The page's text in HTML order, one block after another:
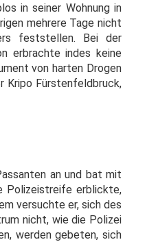
in seiner Wohnung in
mehrere Tage nicht
feststellen. Bei der
erbrachte indes keine
von harten Drogen
Kripo Fürstenfeldbruck,
an und bat mit
Polizeistreife erblickte,
versuchte er, sich des
nicht, wie die Polizei
werden gebeten, sich